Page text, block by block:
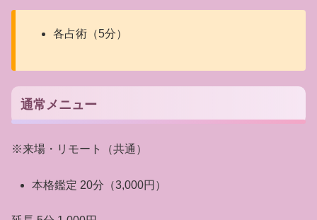
各占術（5分）
通常メニュー
※来場・リモート（共通）
本格鑑定 20分（3,000円）